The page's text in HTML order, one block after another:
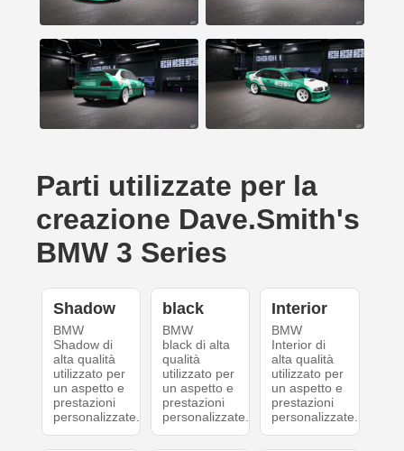
Parti utilizzate per la
creazione Dave.Smith's
BMW 3 Series
Shadow
BMW
Shadow di
alta qualità
utilizzato per
un aspetto e
prestazioni
personalizzate.
black
BMW
black di alta
qualità
utilizzato per
un aspetto e
prestazioni
personalizzate.
Interior
BMW
Interior di
alta qualità
utilizzato per
un aspetto e
prestazioni
personalizzate.